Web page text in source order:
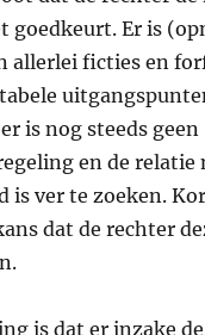
goedkeurt. Er is
allerlei ficties en
is nog steeds geen
en de relatie
is ver te zoeken.
dat de rechter
is dat er inzake